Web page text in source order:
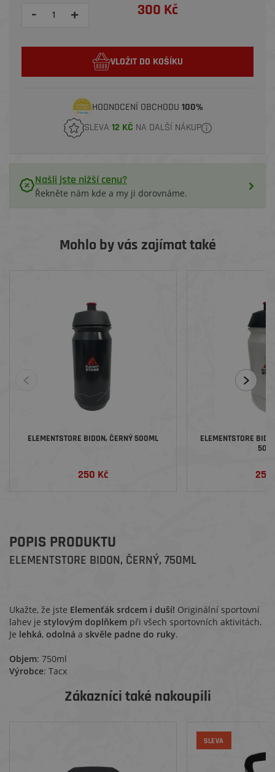
- + 300 Kč
VLOŽIT DO KOŠÍKU
HODNOCENÍ OBCHODU 100%
SLEVA 12 KČ NA DALŠÍ NÁKUP
Našli jste nižší cenu?
Řekněte nám kde a my ji dorovnáme.
Mohlo by vás zajímat také
ELEMENTSTORE BIDON, ČERNÝ 500ML
250 Kč
ELEMENTSTORE
500
250
POPIS PRODUKTU
ELEMENTSTORE BIDON, ČERNÝ, 750ML
Ukažte, že jste Elemenťák srdcem i duší! Originální sportovní
lahev je stylovým doplňkem při všech sportovních aktivitách.
Je lehká, odolná a skvěle padne do ruky.
Objem: 750ml
Výrobce: Tacx
Zákazníci také nakoupili
SLEVA